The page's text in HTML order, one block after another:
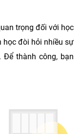
trọng đối với học
học đòi hỏi nhiều sự
thành công, bạn